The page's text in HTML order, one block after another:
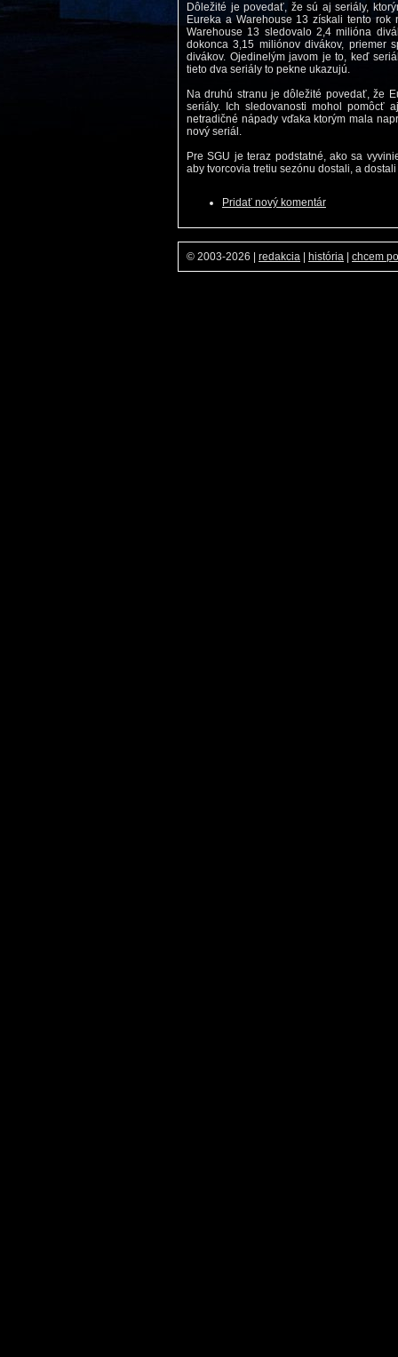
Dôležité je povedať, že sú aj seriály,
Eureka a Warehouse 13 získali tento
Warehouse 13 sledovalo 2,4 milióna
dokonca 3,15 miliónov divákov, priemer
divákov. Ojedinelým javom je to, keď
tieto dva seriály to pekne ukazujú.
Na druhú stranu je dôležité povedať, že
seriály. Ich sledovanosti mohol pomôcť
netradičné nápady vďaka ktorým mala
nový seriál.
Pre SGU je teraz podstatné, ako sa
aby tvorcovia tretiu sezónu dostali, a
Pridať nový komentár
© 2003-2026 redakcia história chcem